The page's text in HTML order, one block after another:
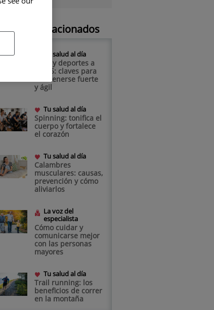
relacionados
Tu salud al día
Yoga y deportes a
los 65: claves para
mantenerse fuerte
y ágil
Tu salud al día
Spinning: tonifica el
cuerpo y fortalece
el corazón
Tu salud al día
Calambres
musculares: causas,
prevención y cómo
aliviarlos
La voz del
especialista
Cómo cuidar y
comunicarse mejor
con las personas
mayores
Tu salud al día
Trail running: los
beneficios de correr
en la montaña